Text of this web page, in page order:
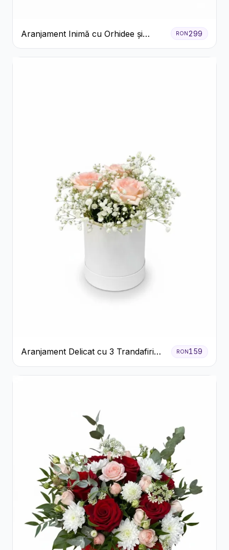
Aranjament Inimă cu Orhidee și
Floarea Miresei
RON 299
Aranjament Delicat cu 3 Trandafiri
Roz în Cutie Albă
RON159